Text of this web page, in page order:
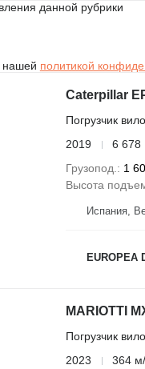
данной рубрики
нашей политикой
Caterpillar
Погрузчик
2019
6 678
Грузопод.
1
Высота
Испания,
EUROPEA
MARIOTTI
Погрузчик
2023
364